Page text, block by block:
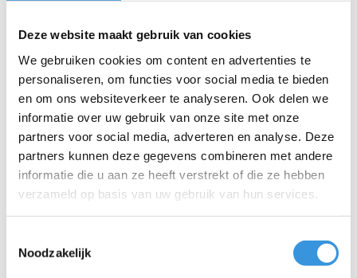
Deze website maakt gebruik van cookies
We gebruiken cookies om content en advertenties te
personaliseren, om functies voor social media te bieden
en om ons websiteverkeer te analyseren. Ook delen we
informatie over uw gebruik van onze site met onze
partners voor social media, adverteren en analyse. Deze
partners kunnen deze gegevens combineren met andere
informatie die u aan ze heeft verstrekt of die ze hebben
verzameld op basis van uw gebruik van hun services.
Noodzakelijk
*
Telefoon:
Onderwerp:*